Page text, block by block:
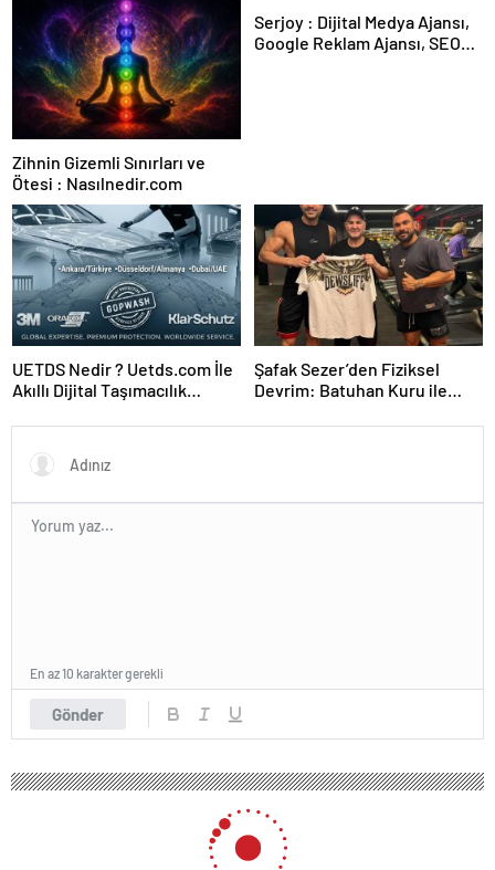
Zihnin Gizemli Sınırları ve
Ötesi : Nasılnedir.com
Serjoy : Dijital Medya Ajansı,
Google Reklam Ajansı, SEO
UETDS Nedir ? Uetds.com İle
Akıllı Dijital Taşımacılık
Şafak Sezer’den Fiziksel
Devrim: Batuhan Kuru ile
Gönder
En az 10 karakter gerekli